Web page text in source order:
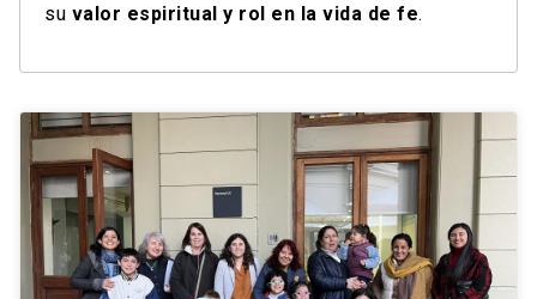
su valor espiritual y rol en la vida de fe.